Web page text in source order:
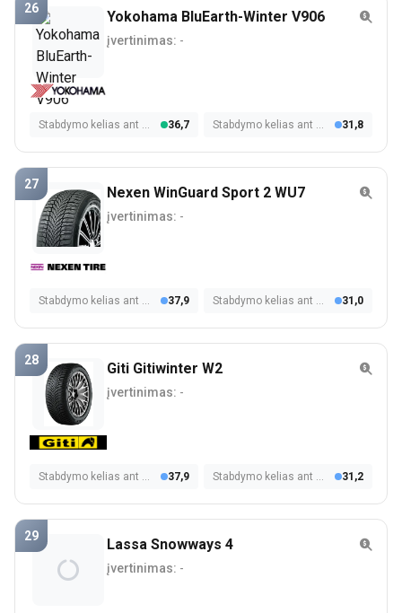
26 Yokohama BluEarth-Winter V906
įvertinimas: -
Stabdymo kelias ant šlapios dangos 36,7 Stabdymo kelias ant sniego 31,8
27 Nexen WinGuard Sport 2 WU7
įvertinimas: -
Stabdymo kelias ant šlapios dangos 37,9 Stabdymo kelias ant sniego 31,0
28 Giti Gitiwinter W2
įvertinimas: -
Stabdymo kelias ant šlapios dangos 37,9 Stabdymo kelias ant sniego 31,2
29 Lassa Snowways 4
įvertinimas: -